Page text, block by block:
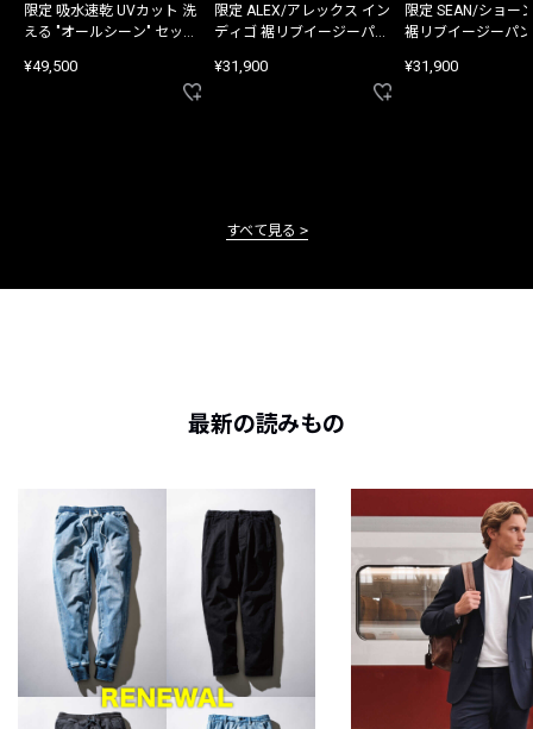
限定 吸水速乾 UVカット 洗
える "オールシーン" セット
¥49,500
限定 ALEX/アレックス イン
ディゴ 裾リブイージーパン
¥31,900
限定 SEAN/ショー
裾リブイージーパ
¥31,900
すべて見る
最新の読みもの